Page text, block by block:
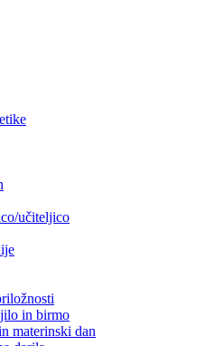
učiteljico
in birmo
materinski dan